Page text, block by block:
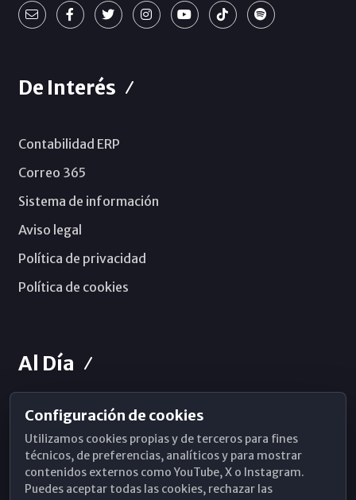
De Interés
Contabilidad ERP
Correo 365
Sistema de información
Aviso legal
Política de privacidad
Política de cookies
Al Día
Horarios de Misa
Hemeroteca
WhatsApp
Configuración de cookies
Utilizamos cookies propias y de terceros para fines
técnicos, de preferencias, analíticos y para mostrar
contenidos externos como YouTube, X o Instagram.
Puedes aceptar todas las cookies, rechazar las